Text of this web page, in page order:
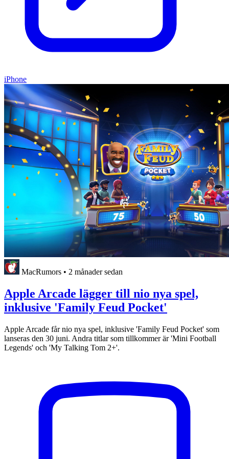
iPhone
MacRumors • 2 månader sedan
Apple Arcade lägger till nio nya spel,
inklusive 'Family Feud Pocket'
Apple Arcade får nio nya spel, inklusive 'Family Feud Pocket' som
lanseras den 30 juni. Andra titlar som tillkommer är 'Mini Football
Legends' och 'My Talking Tom 2+'.